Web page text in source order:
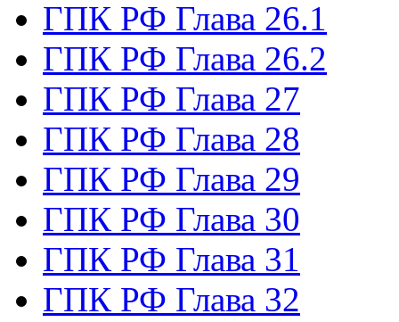
ГПК РФ Глава 26.1
ГПК РФ Глава 26.2
ГПК РФ Глава 27
ГПК РФ Глава 28
ГПК РФ Глава 29
ГПК РФ Глава 30
ГПК РФ Глава 31
ГПК РФ Глава 32